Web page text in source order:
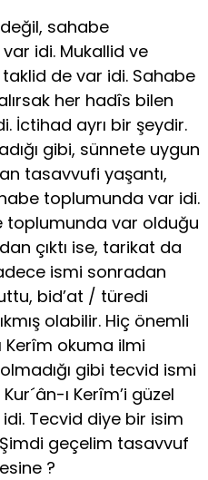
değil, sahabe
idi. Mukallid ve
de var idi. Sahabe
her hadîs bilen
İctihad ayrı bir şeydir.
gibi, sünnete uygun
tasavvufi yaşantı,
toplumunda var idi.
toplumunda var olduğu
çıktı ise, tarikat da
ismi sonradan
bid’at / türedi
olabilir. Hiç önemli
Kerîm okuma ilmi
gibi tecvid ismi
ı Kerîm’i güzel
Tecvid diye bir isim
geçelim tasavvuf
?